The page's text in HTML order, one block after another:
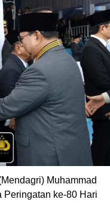
Muhammad
Peringatan ke-80 Hari